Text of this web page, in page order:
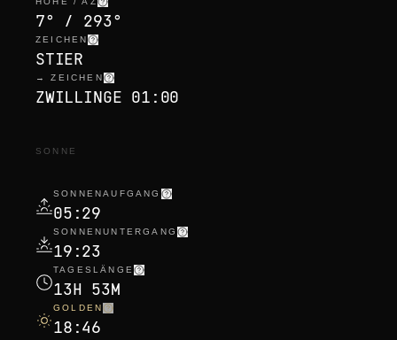
7° / 293°
ZEICHEN
STIER
→ ZEICHEN
ZWILLINGE 01:00
SONNE
SONNENAUFGANG
05:29
SONNENUNTERGANG
19:23
TAGESLÄNGE
13H 53M
GOLDEN
18:46